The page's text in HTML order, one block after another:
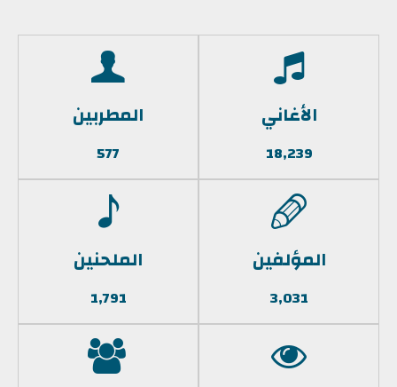
الأغاني
18,239
المطربين
577
المؤلفين
3,031
الملحنين
1,791